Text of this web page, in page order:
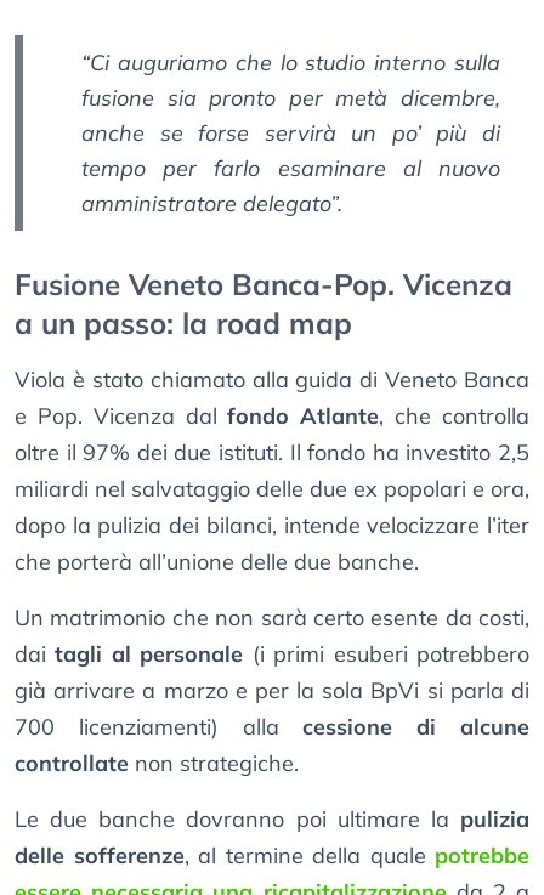
“Ci auguriamo che lo studio interno sulla
fusione sia pronto per metà dicembre,
anche se forse servirà un po’ più di
tempo per farlo esaminare al nuovo
amministratore delegato”.
Fusione Veneto Banca-Pop. Vicenza
a un passo: la road map
Viola è stato chiamato alla guida di Veneto Banca
e Pop. Vicenza dalfondo Atlante, che controlla
oltre il 97% dei due istituti. Il fondo ha investito 2,5
miliardi nel salvataggio delle due ex popolari e ora,
dopo la pulizia dei bilanci, intende velocizzare l’iter
che porterà all’unione delle due banche.
Un matrimonio che non sarà certo esente da costi,
daitagli al personale (i primi esuberi potrebbero
già arrivare a marzo e per la sola BpVi si parla di
700 licenziamenti) allacessione di alcune
controllate non strategiche.
Le due banche dovranno poi ultimare la pulizia
delle sofferenze, al termine della quale potrebbe